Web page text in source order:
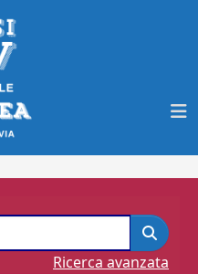
Ricerca avanzata